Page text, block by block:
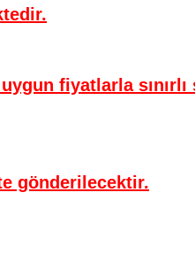
fiyatlarla sınırlı
gönderilecektir.